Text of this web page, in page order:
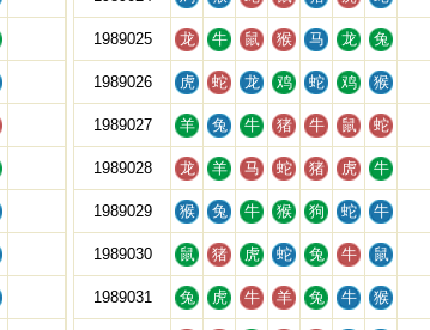
1989025 龙 牛 鼠 猴 马 龙 兔
1989026 虎 蛇 龙 鸡 蛇 鸡 猴
1989027 羊 兔 牛 猪 牛 鼠 蛇
1989028 龙 羊 马 蛇 猪 虎 牛
1989029 猴 兔 牛 猴 狗 蛇 牛
1989030 鼠 猪 虎 蛇 兔 牛 鼠
1989031 兔 虎 牛 羊 兔 牛 猴